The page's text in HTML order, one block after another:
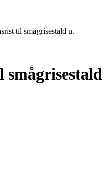
til smågrisestald u.